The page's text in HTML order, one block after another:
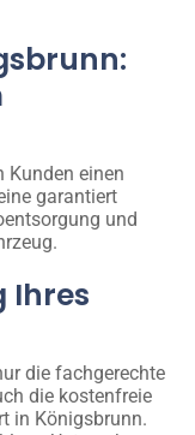
Kunden einen
garantiert
und
Ihres
die fachgerechte
die kostenfreie
in Königsbrunn.